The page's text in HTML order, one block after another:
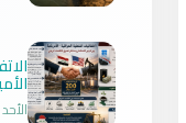
الأحد 26 تموز 2026